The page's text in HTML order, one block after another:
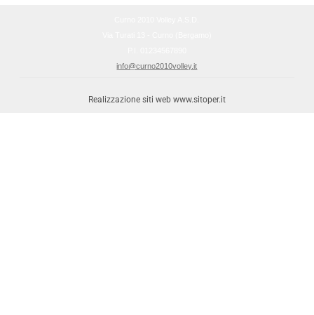
info@curno2010volley.it
Realizzazione siti web www.sitoper.it